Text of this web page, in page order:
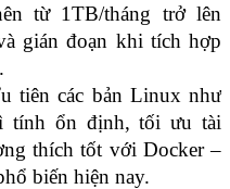
từ 1TB/tháng trở lên
gián đoạn khi tích hợp
tiên các bản Linux như
tính ổn định, tối ưu tài
thích tốt với Docker –
biến hiện nay.